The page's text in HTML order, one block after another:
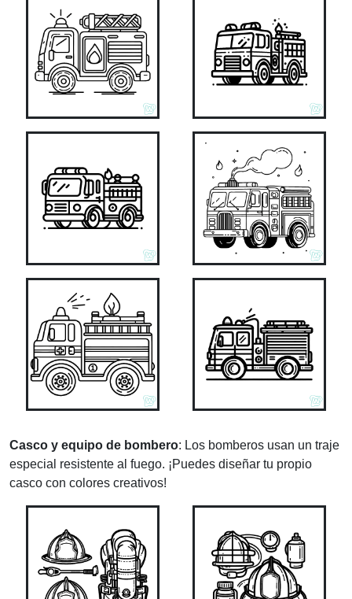
Casco y equipo de bombero: Los bomberos usan un traje
especial resistente al fuego. ¡Puedes diseñar tu propio
casco con colores creativos!